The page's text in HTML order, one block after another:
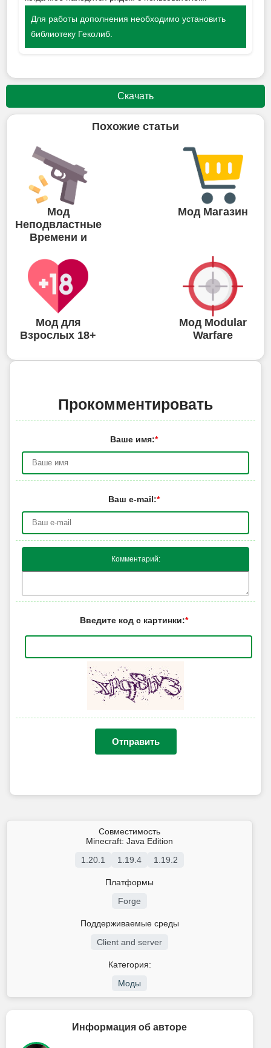
Для работы дополнения необходимо установить
библиотеку Геколиб.
Скачать
Похожие статьи
Мод
Неподвластные
Времени и
Мод Магазин
Мод для
Взрослых 18+
Мод Modular
Warfare
Прокомментировать
Ваше имя:*
Ваш e-mail:*
Комментарий:
Введите код с картинки:*
Отправить
Совместимость
Minecraft: Java Edition
1.20.1
1.19.4 1.19.2
Платформы
Forge
Поддерживаемые среды
Client and server
Категория:
Моды
Информация об авторе